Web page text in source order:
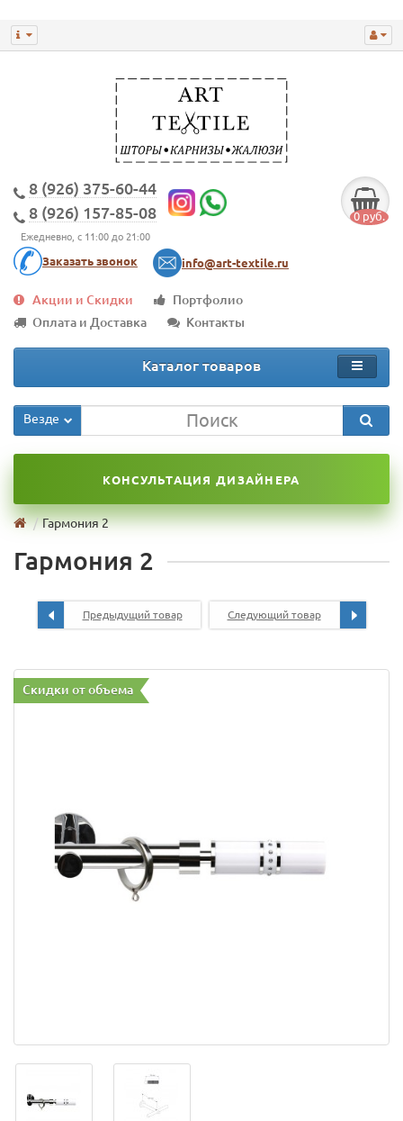
8 (926) 375-60-44
8 (926) 157-85-08
Ежедневно, с 11:00 до 21:00
Заказать звонок info@art-textile.ru
0 руб.
Акции и Скидки
Портфолио
Оплата и Доставка
Контакты
Каталог товаров
Везде
КОНСУЛЬТАЦИЯ ДИЗАЙНЕРА
Гармония 2
Гармония 2
Предыдущий товар Следующий товар
Скидки от объема